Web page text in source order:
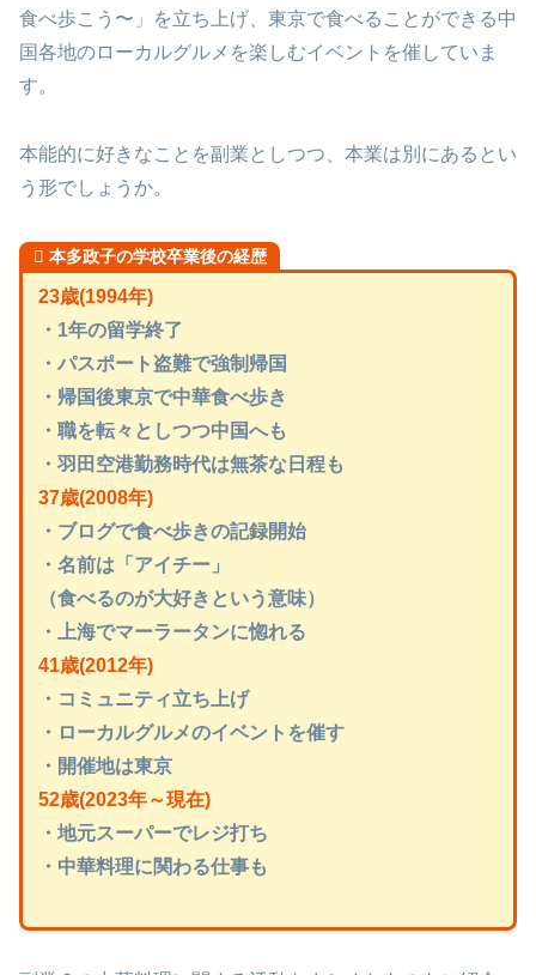
食べ歩こう〜」を立ち上げ、東京で食べることができる中
国各地のローカルグルメを楽しむイベントを催していま
す。
本能的に好きなことを副業としつつ、本業は別にあるとい
う形でしょうか。
本多政子の学校卒業後の経歴
23歳(1994年)
・1年の留学終了
・パスポート盗難で強制帰国
・帰国後東京で中華食べ歩き
・職を転々としつつ中国へも
・羽田空港勤務時代は無茶な日程も
37歳(2008年)
・ブログで食べ歩きの記録開始
・名前は「アイチー」
（食べるのが大好きという意味）
・上海でマーラータンに惚れる
41歳(2012年)
・コミュニティ立ち上げ
・ローカルグルメのイベントを催す
・開催地は東京
52歳(2023年～現在)
・地元スーパーでレジ打ち
・中華料理に関わる仕事も